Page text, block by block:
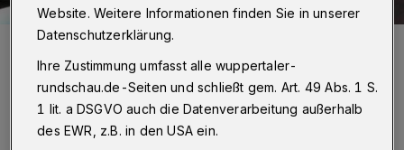
Viel Sachverstand beim Thema "Gemeinsam gegen häusliche
Haldis Hünting-Kiefer (Weißer Ring), Axel Wiehager (Polizei),
Manuela Anacker (VdK), Detlef Kerber (Sozialgericht Düsseldorf),
Georgina Manfredi (Migrationsberaterin) sowie Heike Herrig und
Berthold Gottschalk (VdK).
Foto: VdK
Website. Weitere Informationen finden Sie in unserer
Datenschutzerklärung.
Ihre Zustimmung umfasst alle wuppertaler-
rundschau.de-Seiten und schließt gem. Art. 49 Abs. 1 S.
1 lit. a DSGVO auch die Datenverarbeitung außerhalb
des EWR, z.B. in den USA ein.